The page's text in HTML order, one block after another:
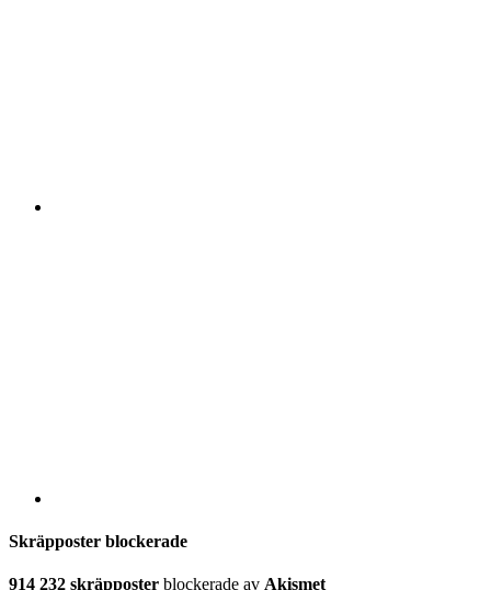
Skräpposter blockerade
914 232 skräpposter blockerade av Akismet